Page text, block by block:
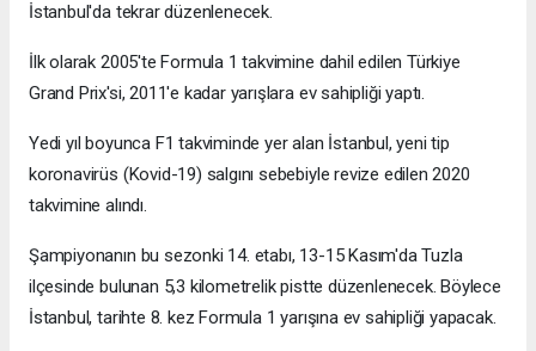
İstanbul'da tekrar düzenlenecek.
İlk olarak 2005'te Formula 1 takvimine dahil edilen Türkiye
Grand Prix'si, 2011'e kadar yarışlara ev sahipliği yaptı.
Yedi yıl boyunca F1 takviminde yer alan İstanbul, yeni tip
koronavirüs (Kovid-19) salgını sebebiyle revize edilen 2020
takvimine alındı.
Şampiyonanın bu sezonki 14. etabı, 13-15 Kasım'da Tuzla
ilçesinde bulunan 5,3 kilometrelik pistte düzenlenecek. Böylece
İstanbul, tarihte 8. kez Formula 1 yarışına ev sahipliği yapacak.